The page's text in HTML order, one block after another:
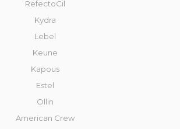
RefectoCil
Kydra
Lebel
Keune
Kapous
Estel
Ollin
American Crew